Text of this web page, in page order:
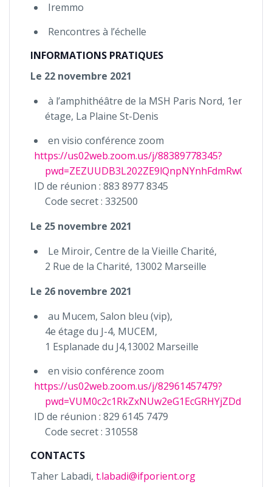
Iremmo
Rencontres à l’échelle
INFORMATIONS PRATIQUES
Le 22 novembre 2021
à l’amphithéâtre de la MSH Paris Nord, 1er
étage, La Plaine St-Denis
en visio conférence zoom
https://us02web.zoom.us/j/88389778345?
pwd=ZEZUUDB3L202ZE9lQnpNYnhFdmRwQT09
ID de réunion : 883 8977 8345
Code secret : 332500
Le 25 novembre 2021
Le Miroir, Centre de la Vieille Charité,
2 Rue de la Charité, 13002 Marseille
Le 26 novembre 2021
au Mucem, Salon bleu (vip),
4e étage du J-4, MUCEM,
1 Esplanade du J4,13002 Marseille
en visio conférence zoom
https://us02web.zoom.us/j/82961457479?
pwd=VUM0c2c1RkZxNUw2eG1EcGRHYjZDdz09
ID de réunion : 829 6145 7479
Code secret : 310558
CONTACTS
Taher Labadi, t.labadi@ifporient.org